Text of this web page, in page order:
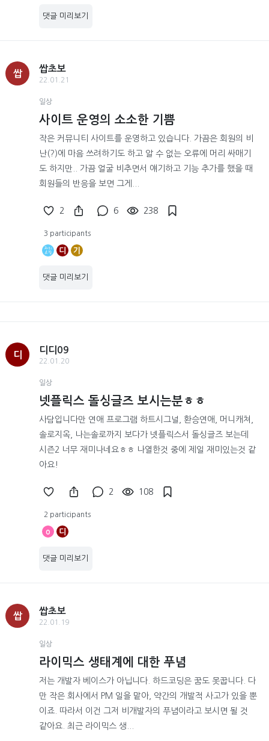
댓글 미리보기
쌉
쌉초보
22.01.21
일상
사이트 운영의 소소한 기쁨
작은 커뮤니티 사이트를 운영하고 있습니다. 가끔은 회원의 비
난(?)에 마음 쓰려하기도 하고 알 수 없는 오류에 머리 싸매기
도 하지만.. 가끔 얼굴 비추면서 얘기하고 기능 추가를 했을 때
회원들의 반응을 보면 그게...
2 6 238
3 participants
디 기
댓글 미리보기
디
디디09
22.01.20
일상
넷플릭스 돌싱글즈 보시는분ㅎㅎ
사담입니다만 연애 프로그램 하트시그널, 환승연애, 머니캐쳐,
솔로지옥, 나는솔로까지 보다가 넷플릭스서 돌싱글즈 보는데
시즌2 너무 재미나네요ㅎㅎ 나열한것 중에 제일 재미있는것 같
아요!
2 108
2 participants
o 디
댓글 미리보기
쌉
쌉초보
22.01.19
일상
라이믹스 생태계에 대한 푸념
저는 개발자 베이스가 아닙니다. 하드코딩은 꿈도 못꿉니다. 다
만 작은 회사에서 PM 일을 맡아, 약간의 개발적 사고가 있을 뿐
이죠. 따라서 이건 그저 비개발자의 푸념이라고 보시면 될 것
같아요. 최근 라이믹스 생...